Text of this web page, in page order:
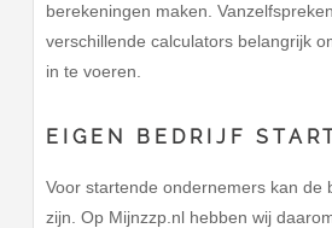
berekeningen maken.
verschillende calculators belangrijk
in te voeren.
EIGEN BEDRIJF
Voor startende ondernemers kan de
zijn. Op Mijnzzp.nl hebben wij